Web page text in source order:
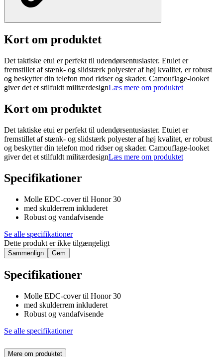
Kort om produktet
Det taktiske etui er perfekt til udendørsentusiaster. Etuiet er
fremstillet af stænk- og slidstærk polyester af høj kvalitet, er robust
og beskytter din telefon mod ridser og skader. Camouflage-looket
giver det et stilfuldt militærdesignLæs mere om produktet
Kort om produktet
Det taktiske etui er perfekt til udendørsentusiaster. Etuiet er
fremstillet af stænk- og slidstærk polyester af høj kvalitet, er robust
og beskytter din telefon mod ridser og skader. Camouflage-looket
giver det et stilfuldt militærdesignLæs mere om produktet
Specifikationer
Molle EDC-cover til Honor 30
med skulderrem inkluderet
Robust og vandafvisende
Se alle specifikationer
Dette produkt er ikke tilgængeligt
Sammenlign Gem
Specifikationer
Molle EDC-cover til Honor 30
med skulderrem inkluderet
Robust og vandafvisende
Se alle specifikationer
Mere om produktet